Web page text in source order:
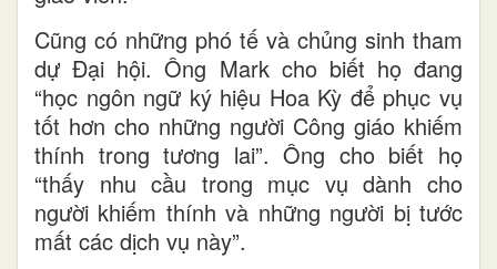
Cũng có những phó tế và chủng sinh tham
dự Đại hội. Ông Mark cho biết họ đang
“học ngôn ngữ ký hiệu Hoa Kỳ để phục vụ
tốt hơn cho những người Công giáo khiếm
thính trong tương lai”. Ông cho biết họ
“thấy nhu cầu trong mục vụ dành cho
người khiếm thính và những người bị tước
mất các dịch vụ này”.